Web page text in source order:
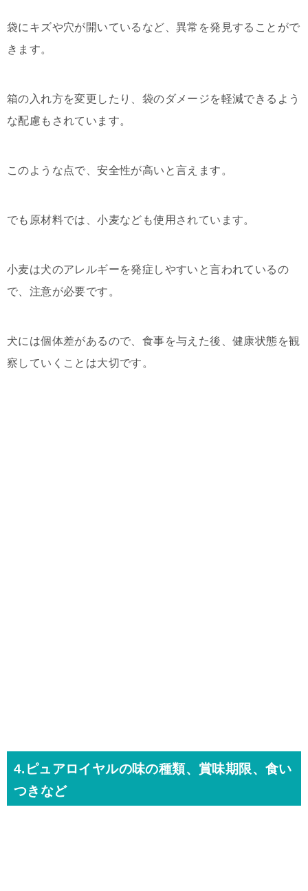
袋にキズや穴が開いているなど、異常を発見することがで
きます。
箱の入れ方を変更したり、袋のダメージを軽減できるよう
な配慮もされています。
このような点で、安全性が高いと言えます。
でも原材料では、小麦なども使用されています。
小麦は犬のアレルギーを発症しやすいと言われているの
で、注意が必要です。
犬には個体差があるので、食事を与えた後、健康状態を観
察していくことは大切です。
4.ピュアロイヤルの味の種類、賞味期限、食い
つきなど